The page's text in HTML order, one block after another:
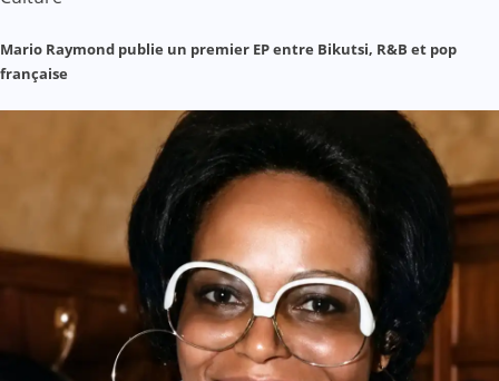
Mario Raymond publie un premier EP entre Bikutsi, R&B et pop
française